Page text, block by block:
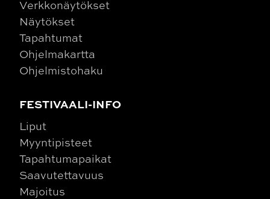
Verkkonäytökset
Näytökset
Tapahtumat
Ohjelmakartta
Ohjelmistohaku
FESTIVAALI-INFO
Liput
Myyntipisteet
Tapahtumapaikat
Saavutettavuus
Majoitus